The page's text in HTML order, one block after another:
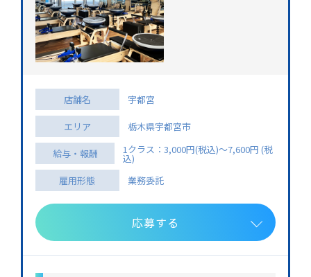
店舗名 宇都宮
エリア 栃木県宇都宮市
給与・報酬 1クラス：3,000円(税込)〜7,600円 (税
込)
雇用形態
業務委託
応募する